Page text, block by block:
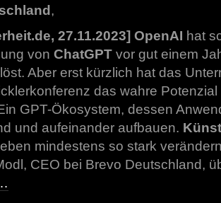
,
27.11.2023] OpenAI hat
von ChatGPT vor gut einem
Aber erst kürzlich hat das
das wahre
GPT-Ökosystem, dessen
und aufeinander aufbauen.
mindestens so stark
CEO bei Brevo Deutschland,